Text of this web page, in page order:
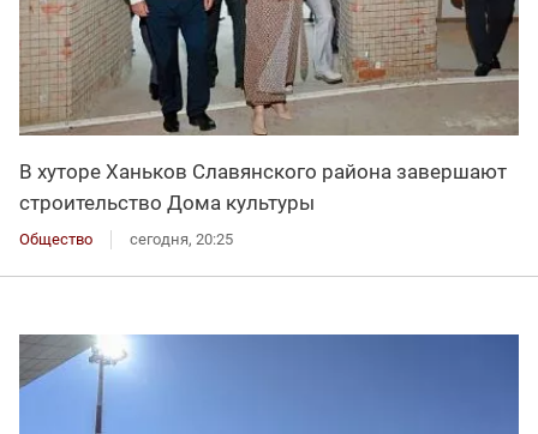
В хуторе Ханьков Славянского района завершают
строительство Дома культуры
Общество сегодня, 20:25